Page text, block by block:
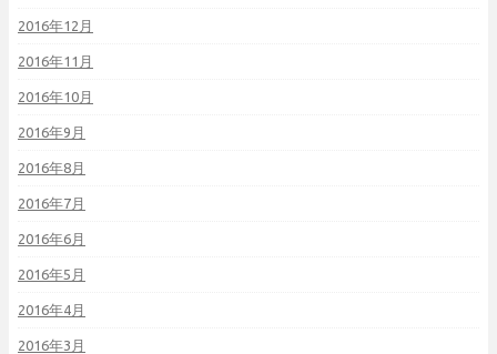
2016年12月
2016年11月
2016年10月
2016年9月
2016年8月
2016年7月
2016年6月
2016年5月
2016年4月
2016年3月